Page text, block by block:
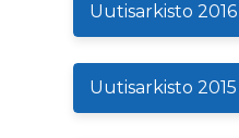
Uutisarkisto 2016
Uutisarkisto 2015